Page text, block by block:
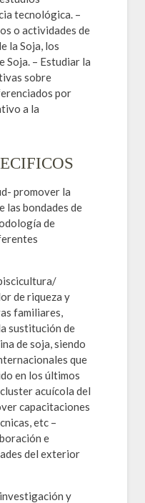
tecnológica. –
o actividades de
la Soja, los
Soja. – Estudiar la
sobre
por
a la
promover la
las bondades de
de
de riqueza y
familiares,
sustitución de
de soja, siendo
que
en los últimos
acuícola del
capacitaciones
etc –
e
del exterior
y